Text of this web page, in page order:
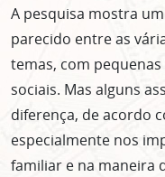
A pesquisa mostra
parecido entre as
temas, com
sociais. Mas alguns
diferença, de acordo
especialmente nos
familiar e na maneira